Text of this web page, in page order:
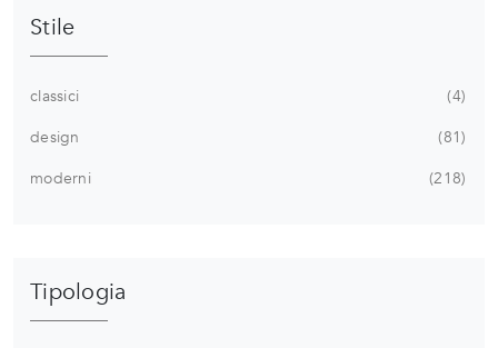
Stile
classici
4
design
81
moderni
218
Tipologia